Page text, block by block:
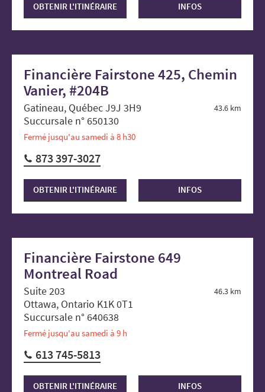
OBTENIR L'ITINÉRAIRE INFOS
Financière Fairstone 425, Chemin
Vanier, #204B
43.6 km
Gatineau, Québec J9J 3H9
Succursale n° 650130
Fermé jusqu'au samedi à 8 h30
873 397-3027
OBTENIR L'ITINÉRAIRE INFOS
Financière Fairstone 649
Montreal Road
46.3 km
Suite 203
Ottawa, Ontario K1K 0T1
Succursale n° 640638
Fermé jusqu'au samedi à 9 h
613 745-5813
OBTENIR L'ITINÉRAIRE INFOS